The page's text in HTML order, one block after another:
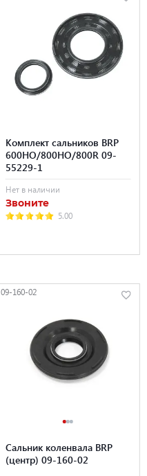
Комплект сальников BRP
600HO/800HO/800R 09-
55229-1
Нет в наличии
Звоните
5.00
09-160-02
Сальник коленвала BRP
(центр) 09-160-02